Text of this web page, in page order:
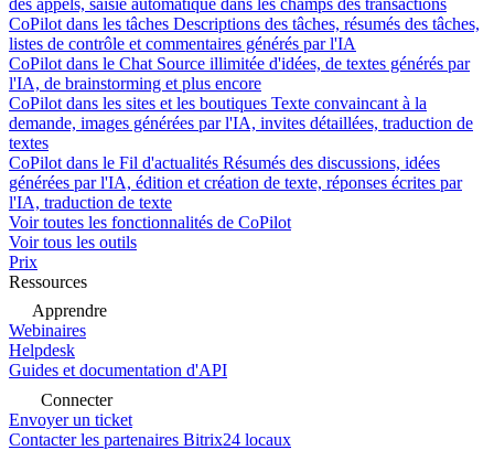
des appels, saisie automatique dans les champs des transactions
CoPilot dans les tâches Descriptions des tâches, résumés des tâches,
listes de contrôle et commentaires générés par l'IA
CoPilot dans le Chat Source illimitée d'idées, de textes générés par
l'IA, de brainstorming et plus encore
CoPilot dans les sites et les boutiques Texte convaincant à la
demande, images générées par l'IA, invites détaillées, traduction de
textes
CoPilot dans le Fil d'actualités Résumés des discussions, idées
générées par l'IA, édition et création de texte, réponses écrites par
l'IA, traduction de texte
Voir toutes les fonctionnalités de CoPilot
Voir tous les outils
Prix
Ressources
Apprendre
Webinaires
Helpdesk
Guides et documentation d'API
Connecter
Envoyer un ticket
Contacter les partenaires Bitrix24 locaux